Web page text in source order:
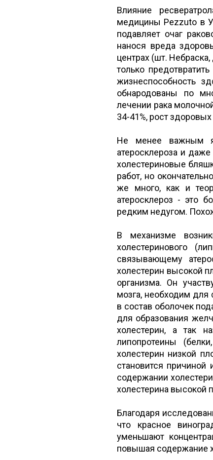
Влияние
медицины Pezzuto в
подавляет очаг
нанося вреда
центрах (шт.
только
жизнеспособность
обнародованы по
лечении рака
34-41%, рост
Не менее важным
атеросклероза и
холестериновые
работ, но
же много, как и
атеросклероз - это
редким недугом.
В механизме
холестеринового
связывающему
холестерин высокой
организма. Он
мозга, необходим для
в состав оболочек
для образования
холестерин, а так
липопротеины
холестерин низкой
становится
содержании
холестерина высокой
Благодаря
что красное
уменьшают
повышая содержание